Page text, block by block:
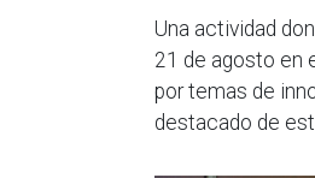
Una actividad
21 de agosto en
por temas de
destacado de